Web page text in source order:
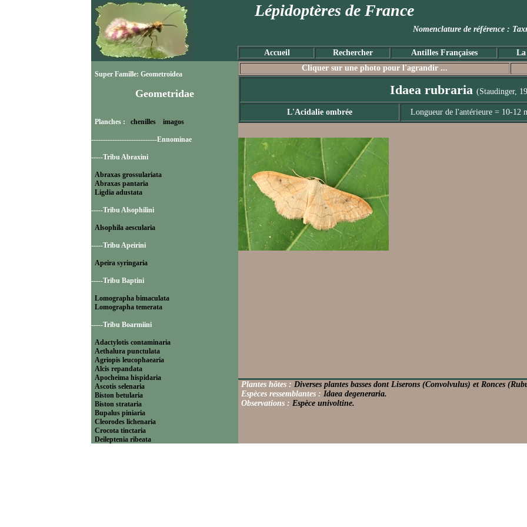
Lépidoptères de France
Nomenclature de référence
Accueil Rechercher Antilles Françaises La
Super Famille: Geometroidea
Geometridae
Planches : chenilles imagos
----------------------------Ennominae
-----Tribu Abraxini
Abraxas grossulariata
Abraxas pantaria
Ligdia adustata
-----Tribu Alsophilini
Alsophila aescularia
-----Tribu Apeirini
Apeira syringaria
-----Tribu Baptini
Lomographa bimaculata
Lomographa temerata
-----Tribu Boarmiini
Adactylotis contaminaria
Aethalura punctulata
Agriopis leucophaearia
Alcis repandata
Apocheima hispidaria
Ascotis selenaria
Biston betularia
Biston strataria
Bupalus piniaria
Cleorodes lichenaria
Crocota tinctaria
Deileptenia ribeata
Cliquer sur une photo pour l'agrandir ...
Idaea rubraria (Staudinger,
L'Acidalie ombrée Longueur de l'antérieure = 10-12
Plantes hôtes : Diverses plantes basses dont Liserons (Convolvulus) et Ronces
Espèces ressemblantes : Idaea degeneraria.
Observations : Espèce univoltine.